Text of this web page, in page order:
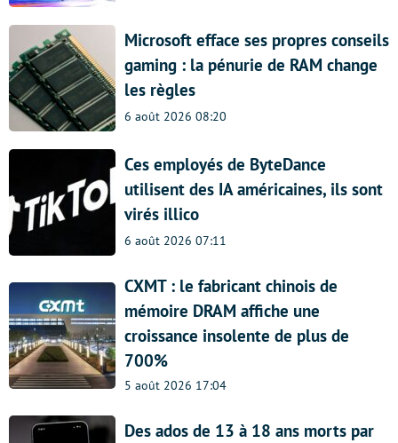
Microsoft efface ses propres conseils
gaming : la pénurie de RAM change
les règles
6 août 2026 08:20
Ces employés de ByteDance
utilisent des IA américaines, ils sont
virés illico
6 août 2026 07:11
CXMT : le fabricant chinois de
mémoire DRAM affiche une
croissance insolente de plus de
700%
5 août 2026 17:04
Des ados de 13 à 18 ans morts par